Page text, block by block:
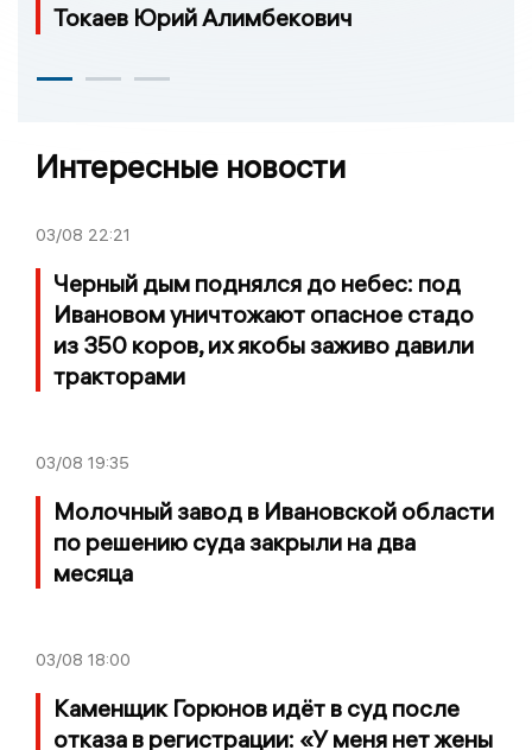
Токаев Юрий Алимбекович
Интересные новости
03/08 22:21
Черный дым поднялся до небес: под
Ивановом уничтожают опасное стадо
из 350 коров, их якобы заживо давили
тракторами
03/08 19:35
Молочный завод в Ивановской области
по решению суда закрыли на два
месяца
03/08 18:00
Каменщик Горюнов идёт в суд после
отказа в регистрации: «У меня нет жены